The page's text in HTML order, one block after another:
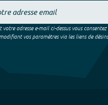
votre adresse e-mail ci-dessus vous
vos paramètres via les liens de